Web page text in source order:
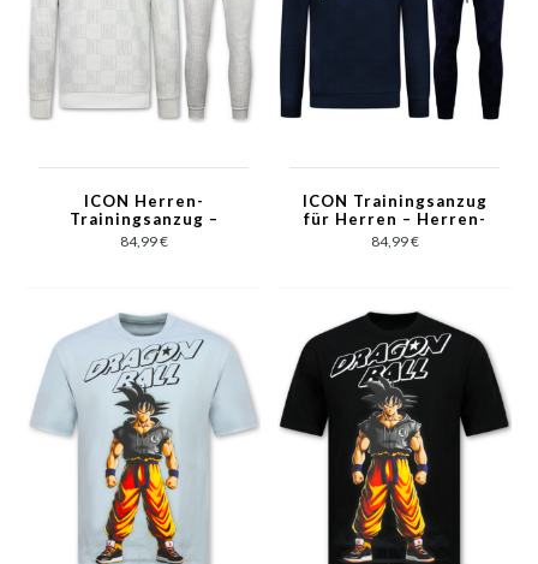
ICON Herren-
Trainingsanzug –
Herren-Twinset-
Trainingsanzug –
Weiß
84,99 €
ICON Trainingsanzug
für Herren – Herren-
Trainingsanzug –
Herren-Jogginganzug
Dunkelblau
84,99 €